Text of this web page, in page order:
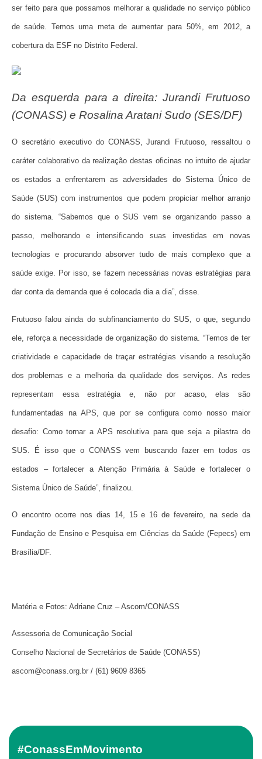
ser feito para que possamos melhorar a qualidade no serviço público
de saúde. Temos uma meta de aumentar para 50%, em 2012, a
cobertura da ESF no Distrito Federal.
Da esquerda para a direita: Jurandi Frutuoso
(CONASS) e Rosalina Aratani Sudo (SES/DF)
O secretário executivo do CONASS, Jurandi Frutuoso, ressaltou o
caráter colaborativo da realização destas oficinas no intuito de ajudar
os estados a enfrentarem as adversidades do Sistema Único de
Saúde (SUS) com instrumentos que podem propiciar melhor arranjo
do sistema. “Sabemos que o SUS vem se organizando passo a
passo, melhorando e intensificando suas investidas em novas
tecnologias e procurando absorver tudo de mais complexo que a
saúde exige. Por isso, se fazem necessárias novas estratégias para
dar conta da demanda que é colocada dia a dia”, disse.
Frutuoso falou ainda do subfinanciamento do SUS, o que, segundo
ele, reforça a necessidade de organização do sistema. “Temos de ter
criatividade e capacidade de traçar estratégias visando a resolução
dos problemas e a melhoria da qualidade dos serviços. As redes
representam essa estratégia e, não por acaso, elas são
fundamentadas na APS, que por se configura como nosso maior
desafio: Como tornar a APS resolutiva para que seja a pilastra do
SUS. É isso que o CONASS vem buscando fazer em todos os
estados – fortalecer a Atenção Primária à Saúde e fortalecer o
Sistema Único de Saúde”, finalizou.
O encontro ocorre nos dias 14, 15 e 16 de fevereiro, na sede da
Fundação de Ensino e Pesquisa em Ciências da Saúde (Fepecs) em
Brasília/DF.
Matéria e Fotos: Adriane Cruz – Ascom/CONASS
Assessoria de Comunicação Social
Conselho Nacional de Secretários de Saúde (CONASS)
ascom@conass.org.br / (61) 9609 8365
#ConassEmMovimento